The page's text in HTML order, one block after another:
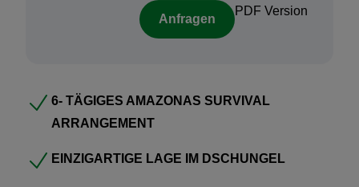
even hunting with a bow and arrow, gradually
becoming one with the forest is all but guaranteed.
Haben Sie Interesse an diesem Baustein und
Sie diesen Baustein in eine Rundreise integrieren?
Anfragen
PDF Version
6- TÄGIGES AMAZONAS SURVIVAL
ARRANGEMENT
EINZIGARTIGE LAGE IM DSCHUNGEL